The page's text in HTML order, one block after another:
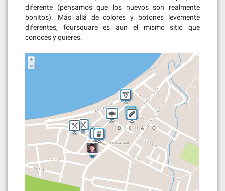
diferente (pensamos que los nuevos son realmente
bonitos). Más allá de colores y botones levemente
diferentes, foursquare es aun el mismo sitio que
conoces y quieres.